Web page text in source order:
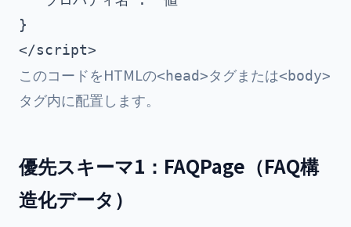
}
このコードをHTMLの<head>タグまたは<body>
タグ内に配置します。
優先スキーマ1：FAQPage（FAQ構
造化データ）